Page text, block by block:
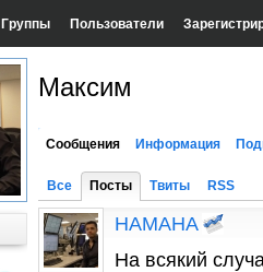
Группы Пользователи
Максим
Сообщения Информация
Все Посты Твиты RSS
HAMAHA
На всякий